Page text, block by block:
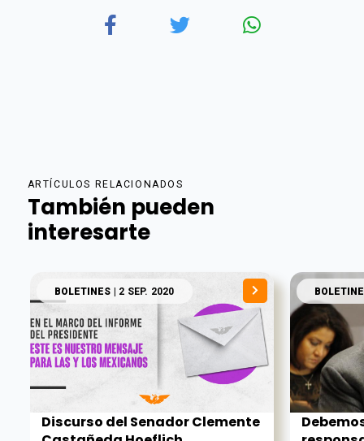
ARTÍCULOS RELACIONADOS
También pueden
interesarte
BOLETINES | 2 SEP. 2020
Discurso del Senador Clemente